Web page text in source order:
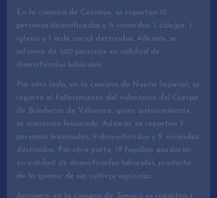
En la comuna de Carahue, se reportan 12
personas damnificadas y 6 viviendas, 1 colegio, 1
iglesia y 1 sede social destruidos. Además, se
informa de 320 personas en calidad de
damnificados laborales.
Por otro lado, en la comuna de Nueva Imperial, se
reporta el fallecimiento del voluntario del Cuerpo
de Bomberos de Villarrica, quien anteriormente
se mantenía lesionado. Además, se reportan 3
personas lesionadas, 9 damnificadas y 5 viviendas
destruidas. Por otra parte, 19 familias quedaron
en calidad de damnificados laborales, producto
de la quema de sus cultivos agrícolas.
Asimismo, en la comuna de Temuco se reportan 1